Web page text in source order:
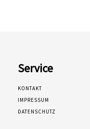
Service
KONTAKT
IMPRESSUM
DATENSCHUTZ